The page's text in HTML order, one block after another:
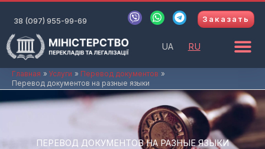
содержимому
38 (097) 955-99-69
V
i
W
h
a
p
T
e
r
Заказать
UA RU
Главная Услуги
Перевод документов
Перевод документов на разные языки
ПЕРЕВОД ДОКУМЕНТОВ НА РАЗНЫЕ ЯЗЫКИ